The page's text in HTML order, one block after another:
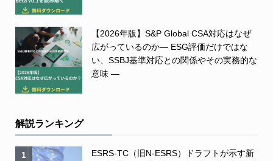
【2026年版】S&P Global CSA対応はなぜ
広がっているのか― ESG評価だけではな
い、SSBJ基準対応との関係やその実務的な
意味 ―
解説ランキング
1
ESRS-TC（旧N-ESRS）ドラフトが示す新